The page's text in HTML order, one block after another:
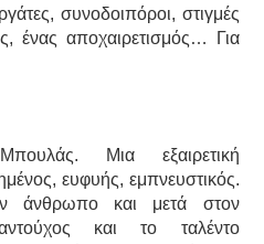
συνοδοιπόροι, στιγμές
ένας αποχαιρετισμός… Για
Μια εξαιρετική
ευφυής, εμπνευστικός.
άνθρωπο και μετά στον
και το ταλέντο